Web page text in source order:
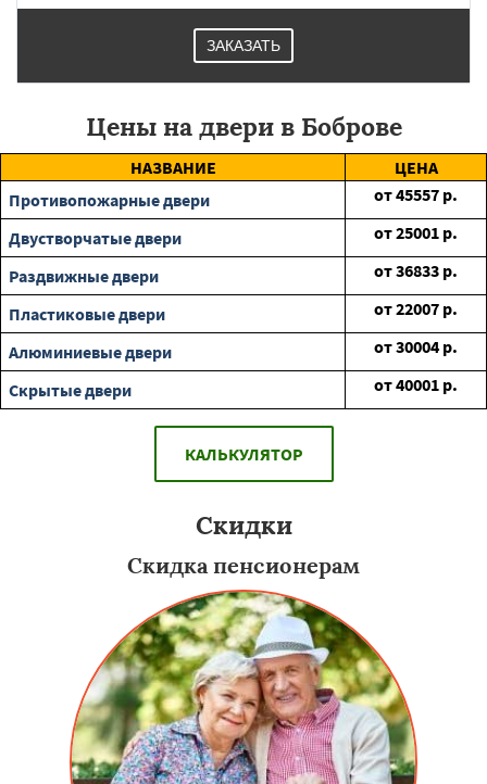
ЗАКАЗАТЬ
Цены на двери в Боброве
НАЗВАНИЕ
ЦЕНА
Противопожарные двери
от45557 р.
Двустворчатые двери
от25001 р.
Раздвижные двери
от36833 р.
Пластиковые двери
от22007 р.
Алюминиевые двери
от30004 р.
Скрытые двери
от40001 р.
КАЛЬКУЛЯТОР
Скидки
Скидка пенсионерам